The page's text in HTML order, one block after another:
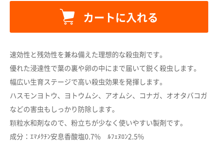
カートに入れる
お買い物を続ける
カートへ進む
速効性と残効性を兼ね備えた理想的な殺虫剤です。
優れた浸達性で葉の裏や卵の中にまで届いて鋭く殺虫します。
幅広い生育ステージで高い殺虫効果を発揮します。
ハスモンヨトウ、ヨトウムシ、アオムシ、コナガ、オオタバコガ
などの害虫もしっかり防除します。
顆粒水和剤なので、粉立ちが少なく使いやすい製剤です。
成分：ｴﾏﾒｸﾁﾝ安息香酸塩0.7% ﾙﾌｪﾇﾛﾝ2.5%